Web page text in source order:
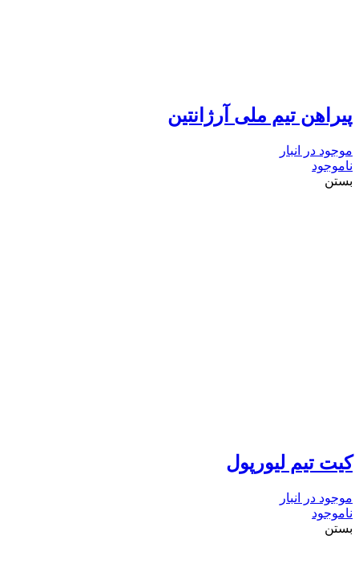
پیراهن تیم ملی آرژانتین
موجود در انبار
ناموجود
بستن
کیت تیم لیورپول
موجود در انبار
ناموجود
بستن